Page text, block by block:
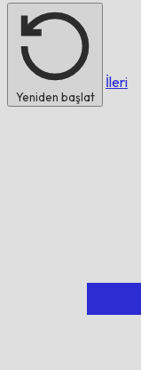
Yeniden başlat
İleri